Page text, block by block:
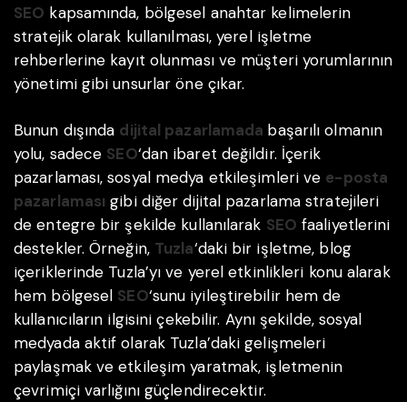
SEO kapsamında, bölgesel anahtar kelimelerin
stratejik olarak kullanılması, yerel işletme
rehberlerine kayıt olunması ve müşteri yorumlarının
yönetimi gibi unsurlar öne çıkar.
Bunun dışında dijital pazarlamada başarılı olmanın
yolu, sadece SEO‘dan ibaret değildir. İçerik
pazarlaması, sosyal medya etkileşimleri ve e-posta
pazarlaması gibi diğer dijital pazarlama stratejileri
de entegre bir şekilde kullanılarak SEO faaliyetlerini
destekler. Örneğin, Tuzla‘daki bir işletme, blog
içeriklerinde Tuzla’yı ve yerel etkinlikleri konu alarak
hem bölgesel SEO‘sunu iyileştirebilir hem de
kullanıcıların ilgisini çekebilir. Aynı şekilde, sosyal
medyada aktif olarak Tuzla’daki gelişmeleri
paylaşmak ve etkileşim yaratmak, işletmenin
çevrimiçi varlığını güçlendirecektir.